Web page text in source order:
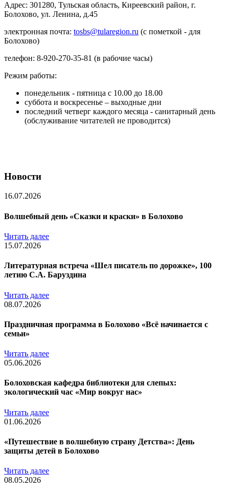
Адрес: 301280, Тульская область, Киреевский район, г.
Болохово, ул. Ленина, д.45
электронная почта: tosbs@tularegion.ru (с пометкой - для
Болохово)
телефон: 8-920-270-35-81 (в рабочие часы)
Режим работы:
понедельник - пятница с 10.00 до 18.00
суббота и воскресенье – выходные дни
последний четверг каждого месяца - санитарный день
(обслуживание читателей не проводится)
Новости
16.07.2026
Волшебный день «Сказки и краски» в Болохово
Читать далее
15.07.2026
Литературная встреча «Шел писатель по дорожке», 100
летию С.А. Баруздина
Читать далее
08.07.2026
Праздничная программа в Болохово «Всё начинается с
семьи»
Читать далее
05.06.2026
Болоховская кафедра библиотеки для слепых:
экологический час «Мир вокруг нас»
Читать далее
01.06.2026
«Путешествие в волшебную страну Детства»: День
защиты детей в Болохово
Читать далее
08.05.2026